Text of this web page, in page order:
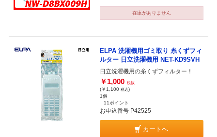
在庫がありません
ELPA 洗濯機用ゴミ取り 糸くずフィ
ルター 日立洗濯機用 NET-KD9SVH
日立洗濯機用の糸くずフィルター！
￥1,000 税抜
(￥1,100 税込)
1個
11ポイント
お申込番号 P42525
カートへ